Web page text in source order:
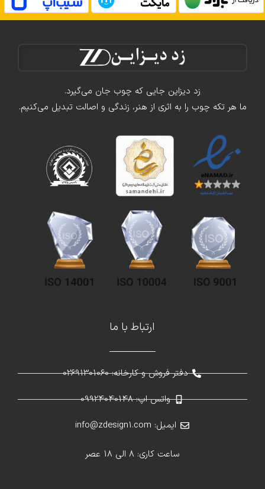
زد دیزاین جایی که چوب جان می‌گیرد.
ما هر تکه چوب را به اثری از هنر، زندگی و اصالت تبدیل می‌کنیم.
ارتباط با ما
دفتر فروش و کارخانه: 02691301060
واتس اپ: 09924040148
ایمیل: info@zdesign1.com
ساعت کاری: 8 الی 18 عصر